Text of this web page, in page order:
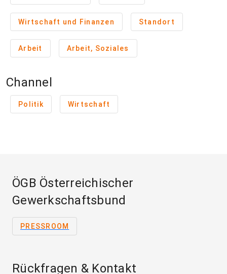
Wirtschaft und Finanzen Standort
Arbeit Arbeit, Soziales
Channel
Politik Wirtschaft
ÖGB Österreichischer
Gewerkschaftsbund
PRESSROOM
Rückfragen & Kontakt